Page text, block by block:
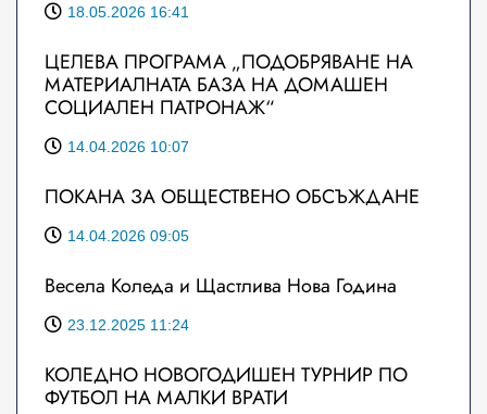
18.05.2026 16:41
ЦЕЛЕВА ПРОГРАМА „ПОДОБРЯВАНЕ НА
МАТЕРИАЛНАТА БАЗА НА ДОМАШЕН
СОЦИАЛЕН ПАТРОНАЖ“
14.04.2026 10:07
ПОКАНА ЗА ОБЩЕСТВЕНО ОБСЪЖДАНЕ
14.04.2026 09:05
Весела Коледа и Щастлива Нова Година
23.12.2025 11:24
КОЛЕДНО НОВОГОДИШЕН ТУРНИР ПО
ФУТБОЛ НА МАЛКИ ВРАТИ